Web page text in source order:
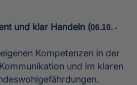
und klar Handeln (06.10. -
Kompetenzen in der
und im klaren